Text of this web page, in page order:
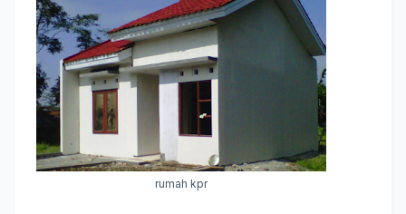
rumah kpr